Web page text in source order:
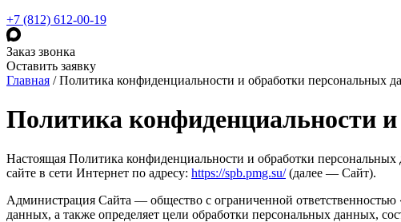
+7 (812) 612-00-19
Заказ звонка
Оставить заявку
Главная /Политика конфиденциальности и обработки персональных
Политика конфиденциальности
Настоящая Политика конфиденциальности и обработки
сайте в сети Интернет по адресу: https://spb.pmg.su/(далее — Сайт).
Администрация Сайта — общество с ограниченной
данных, а также определяет цели обработки персональных данных,